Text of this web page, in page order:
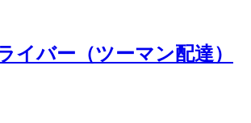
イバー（ツーマン配達）